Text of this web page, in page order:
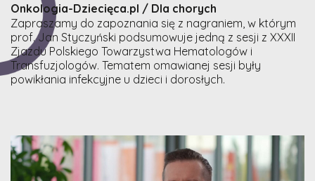
Onkologia-Dziecięca.pl / Dla chorych
Zapraszamy do zapoznania się z nagraniem, w którym
prof. Jan Styczyński podsumowuje jedną z sesji z XXXII
Zjazdu Polskiego Towarzystwa Hematologów i
Transfuzjologów. Tematem omawianej sesji były
powikłania infekcyjne u dzieci i dorosłych.